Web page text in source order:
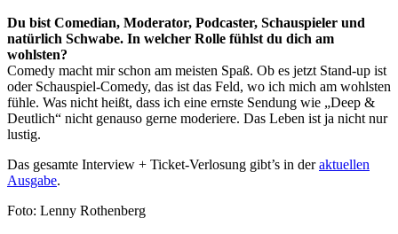
Du bist Comedian, Moderator, Podcaster, Schauspieler und
natürlich Schwabe. In welcher Rolle fühlst du dich am
wohlsten?
Comedy macht mir schon am meisten Spaß. Ob es jetzt Stand-up ist
oder Schauspiel-Comedy, das ist das Feld, wo ich mich am wohlsten
fühle. Was nicht heißt, dass ich eine ernste Sendung wie „Deep &
Deutlich“ nicht genauso gerne moderiere. Das Leben ist ja nicht nur
lustig.
Das gesamte Interview + Ticket-Verlosung gibt’s in deraktuellen
Ausgabe.
Foto: Lenny Rothenberg